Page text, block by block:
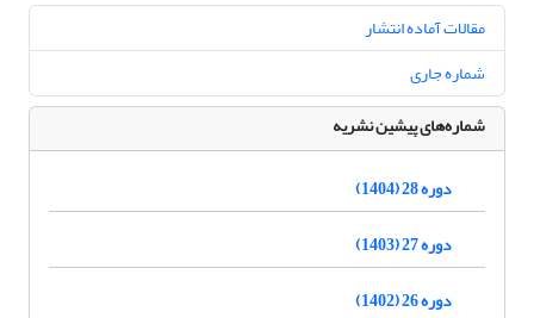
مقالات آماده انتشار
شماره جاری
شماره‌های پیشین نشریه
دوره 28 (1404)
دوره 27 (1403)
دوره 26 (1402)